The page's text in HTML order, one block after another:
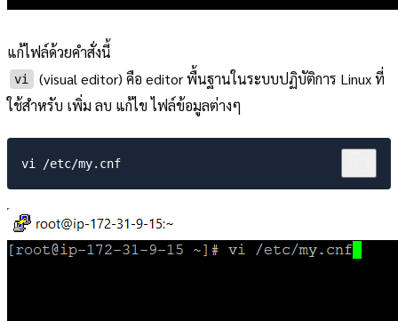
แก้ไฟล์ด้วยคำสั่งนี้
vi
(visual editor) คือ editor พื้นฐานในระบบปฏิบัติการ Linux ที่
ใช้สำหรับ เพิ่ม ลบ แก้ไข ไฟล์ข้อมูลต่างๆ